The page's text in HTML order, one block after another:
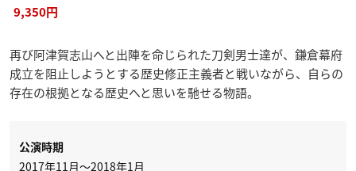
9,350円
再び阿津賀志山へと出陣を命じられた刀剣男士達が、鎌倉幕府
成立を阻止しようとする歴史修正主義者と戦いながら、自らの
存在の根拠となる歴史へと思いを馳せる物語。
公演時期
2017年11月～2018年1月